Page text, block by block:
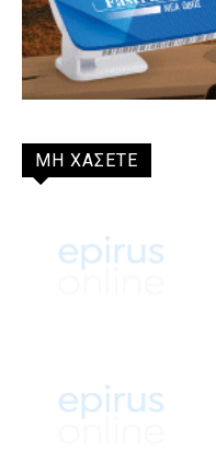
ΜΗ ΧΑΣΕΤΕ